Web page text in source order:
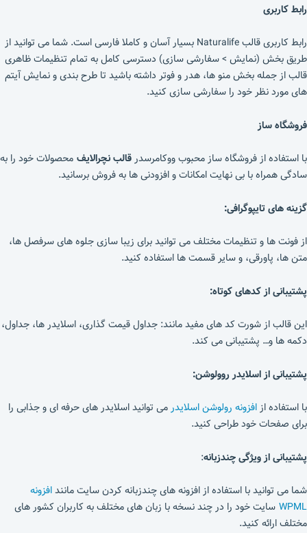
رابط کاربری
رابط کاربری قالب Naturalife بسیار آسان و کاملا فارسی است. شما می توانید از
طریق بخش (نمایش > سفارشی سازی) دسترسی کامل به تمام تنظیمات ظاهری
قالب از جمله بخش منو ها، هدر و فوتر داشته باشید تا طرح بندی و نمایش آیتم
های مورد نظر خود را سفارشی سازی کنید.
فروشگاه ساز
با استفاده از فروشگاه ساز محبوب ووکامرسدرقالب نچرالایف محصولات خود را به
سادگی همراه با بی نهایت امکانات و افزودنی ها به فروش برسانید.
گزینه های تایپوگرافی:
از فونت ها و تنظیمات مختلف می توانید برای زیبا سازی جلوه های سرفصل ها،
متن ها، پاورقی، و سایر قسمت ها استفاده کنید.
پشتیبانی از کدهای کوتاه:
این قالب از شورت کد های مفید مانند: جداول قیمت گذاری، اسلایدر ها، جداول،
دکمه ها و… پشتیبانی می کند.
پشتیبانی از اسلایدر روولوشن:
با استفاده ازافزونه رولوشن اسلایدرمی توانید اسلایدر های حرفه ای و جذابی را
برای صفحات خود طراحی کنید.
پشتیبانی از ویژگی چندزبانه:
شما می توانید با استفاده از افزونه های چندزبانه کردن سایت مانندافزونه
WPML سایت خود را در چند نسخه با زبان های مختلف به کاربران کشور های
مختلف ارائه کنید.